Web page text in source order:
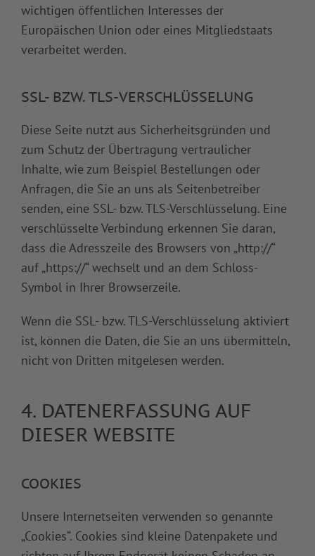
wichtigen öffentlichen Interesses der
Europäischen Union oder eines Mitgliedstaats
verarbeitet werden.
SSL- BZW. TLS-VERSCHLÜSSELUNG
Diese Seite nutzt aus Sicherheitsgründen und
zum Schutz der Übertragung vertraulicher
Inhalte, wie zum Beispiel Bestellungen oder
Anfragen, die Sie an uns als Seitenbetreiber
senden, eine SSL- bzw. TLS-Verschlüsselung. Eine
verschlüsselte Verbindung erkennen Sie daran,
dass die Adresszeile des Browsers von „http://“
auf „https://“ wechselt und an dem Schloss-
Symbol in Ihrer Browserzeile.
Wenn die SSL- bzw. TLS-Verschlüsselung aktiviert
ist, können die Daten, die Sie an uns übermitteln,
nicht von Dritten mitgelesen werden.
4. DATENERFASSUNG AUF
DIESER WEBSITE
COOKIES
Unsere Internetseiten verwenden so genannte
„Cookies“. Cookies sind kleine Datenpakete und